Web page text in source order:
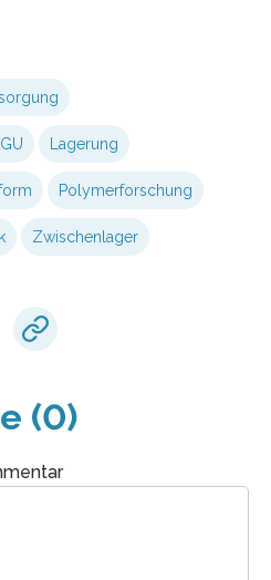
Lagerung
Polymerforschung
Zwischenlager
(0)